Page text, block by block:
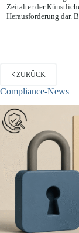
Das Recht auf
Zeitalter der
ZURÜCK
Compliance-News